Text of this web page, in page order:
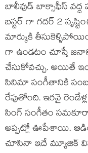
బాలీవుడ్ బాక్సాఫీస్ వద్ద
బస్టర్ గా గదర్ 2
మార్కుకి
గా ఉండటం చూస్తే
చేసుకోవచ్చు. అయితే
సినిమా సంగీతానికి
రేపుతోంది. ఇరవై రెండేళ్ల
సింగ్ సంగీతం
అప్పట్లో ఊపేశాయి.
చూసినా ఇదే మ్యూజిక్